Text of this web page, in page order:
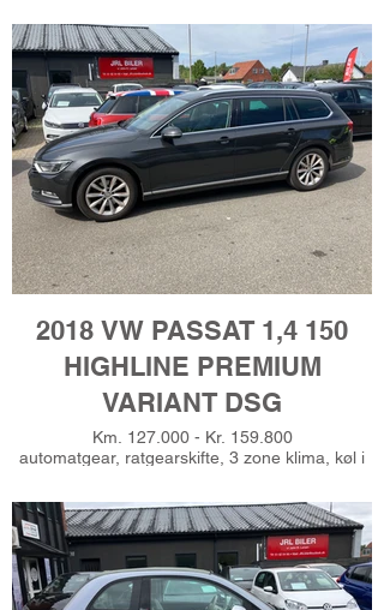
bagagerumsdækken, multifunktionsrat,
læderrat, højdejust. førersæde, splitbagsæde,
automatisk lys, city steering, esp, auto hold,
Tandrem v. 52.000 km, undervognsbehandlet,
Gerne finansiering, Ring for prøvekørsel - Tlf.
51625485
2018 VW PASSAT 1,4 150
HIGHLINE PREMIUM
VARIANT DSG
Km. 127.000 - Kr. 159.800
automatgear, ratgearskifte, 3 zone klima, køl i
massage i forsæder, adaptiv fartpilot, dab+
radio m. cd, navigation, håndfrit til mobil,
musikstreaming via bluetooth, android auto,
apple carplay, usb-a tilslutning, aux tilslutning,
nøglefri tænding, bakkamera, parkeringssensor
(for), parkeringssensor (bag),